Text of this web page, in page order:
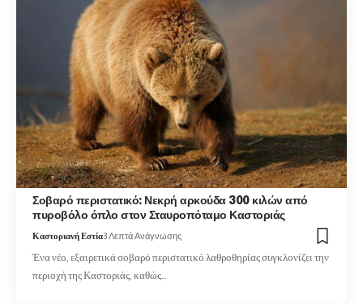
Σοβαρό περιστατικό: Νεκρή αρκούδα 300 κιλών από
πυροβόλο όπλο στον Σταυροπόταμο Καστοριάς
Καστοριανή Εστία3 Λεπτά Ανάγνωσης
Ένα νέο, εξαιρετικά σοβαρό περιστατικό λαθροθηρίας συγκλονίζει την
περιοχή της Καστοριάς, καθώς…